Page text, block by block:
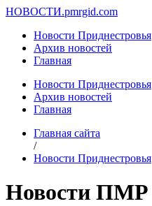
НОВОСТИ.pmrgid.com
Новости Приднестровья
Архив новостей
Главная
Новости Приднестровья
Архив новостей
Главная
Главная сайта
/
Новости Приднестровья
Новости ПМР